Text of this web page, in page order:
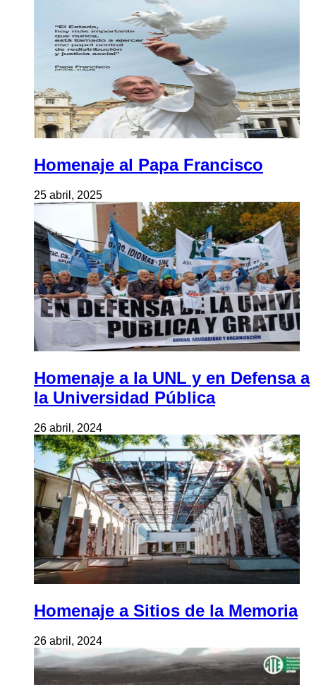
Homenaje al Papa Francisco
25 abril, 2025
Homenaje a la UNL y en Defensa a
la Universidad Pública
26 abril, 2024
Homenaje a Sitios de la Memoria
26 abril, 2024